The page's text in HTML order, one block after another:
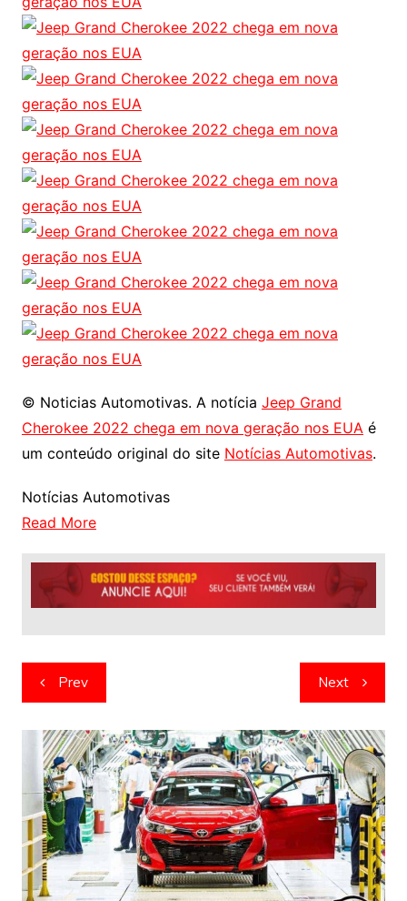
© Noticias Automotivas. A notícia Jeep Grand
Cherokee 2022 chega em nova geração nos EUA é
um conteúdo original do site Notícias Automotivas.
Notícias Automotivas
Read More
Navegação
de
artigos
Prev Next